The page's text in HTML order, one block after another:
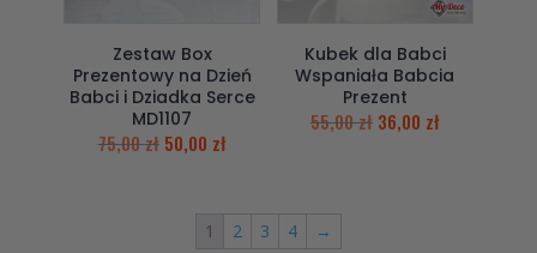
Zestaw Box
Prezentowy na Dzień
Babci i Dziadka Serce
MD1107
75,00zł 50,00 zł
Kubek dla Babci
Wspaniała Babcia
Prezent
55,00zł 36,00 zł
1 2 3 4 →